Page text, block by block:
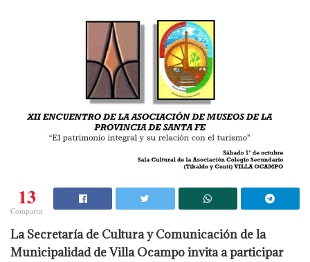
13
Compartir
La Secretaría de Cultura y Comunicación de la
Municipalidad de Villa Ocampo invita a participar